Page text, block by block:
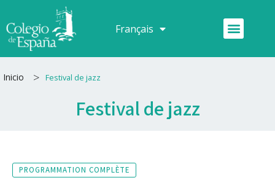
au
contenu
Français
Español Menu
Inicio > Festival de jazz
Festival de jazz
PROGRAMMATION COMPLÈTE